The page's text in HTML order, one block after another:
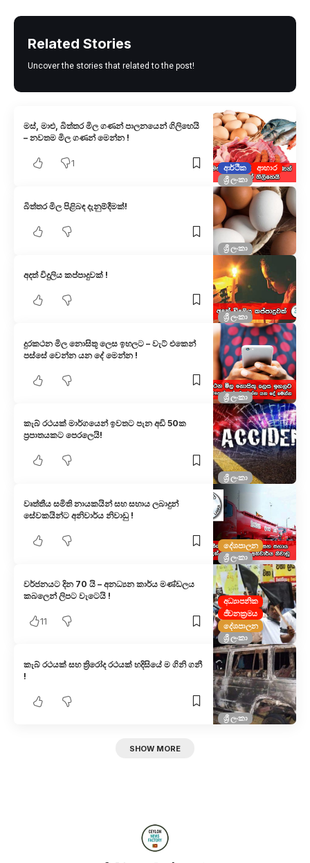
Related Stories
Uncover the stories that related to the post!
ආර්ථික
ආහාර
ශ්‍රී ලංකා
මස්, මාළු, බිත්තර මිල ගණන් පාලනයෙන් ගිලිහෙයි
– නවතම මිල ගණන් මෙන්න !
1
ශ්‍රී ලංකා
බිත්තර මිල පිළිබඳ දැනුම්දීමක්!
ශ්‍රී ලංකා
අදත් විදුලිය කප්පාදුවක් !
ශ්‍රී ලංකා
දුරකථන මිල නොසිතූ ලෙස ඉහලට – වැට් එකෙන්
පස්සේ වෙන්න යන දේ මෙන්න !
ශ්‍රී ලංකා
කැබ් රථයක් මාර්ගයෙන් ඉවතට පැන අඩි 50ක
ප්‍රපාතයකට පෙරලෙයි!
දේශපාලන
ශ්‍රී ලංකා
වෘත්තීය සමිති නායකයින් සහ සහාය ලබාදුන්
සේවකයින්ට අනිවාර්ය නිවාඩු !
අධ්‍යාපනික
ජීවනක්‍රමය
දේශපාලන
ශ්‍රී ලංකා
වර්ජනයට දින 70 යි – අනධ්‍යන කාර්ය මණ්ඩලය
කබලෙන් ලිපට වැටෙයි !
11
ශ්‍රී ලංකා
කැබ් රථයක් සහ ත්‍රිරෝද රථයක් හදිසියේ ම ගිනි ගනී
!
SHOW MORE